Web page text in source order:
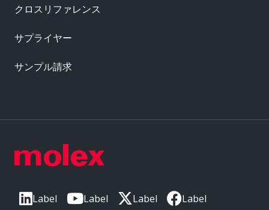
Label Label Label Label
クロスリファレンス
サプライヤー
サンプル請求